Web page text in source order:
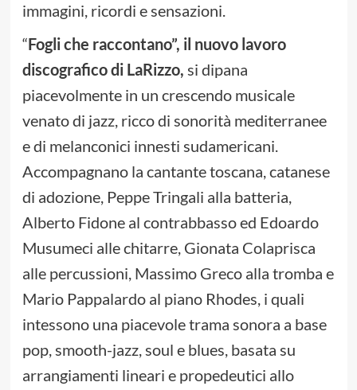
immagini, ricordi e sensazioni.
“Fogli che raccontano”, il nuovo lavoro
discografico di LaRizzo, si dipana
piacevolmente in un crescendo musicale
venato di jazz, ricco di sonorità mediterranee
e di melanconici innesti sudamericani.
Accompagnano la cantante toscana, catanese
di adozione, Peppe Tringali alla batteria,
Alberto Fidone al contrabbasso ed Edoardo
Musumeci alle chitarre, Gionata Colaprisca
alle percussioni, Massimo Greco alla tromba e
Mario Pappalardo al piano Rhodes, i quali
intessono una piacevole trama sonora a base
pop, smooth-jazz, soul e blues, basata su
arrangiamenti lineari e propedeutici allo